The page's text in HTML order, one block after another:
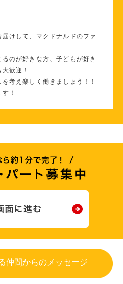
けして、マクドナルドのファ
のが好きな方、子どもが好き
歓迎！
考え楽しく働きましょう！！
！
仲間からのメッセージ